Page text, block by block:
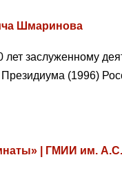
Шмаринова
лет заслуженному
(1996)
| ГМИИ им.